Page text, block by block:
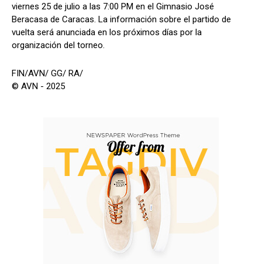
viernes 25 de julio a las 7:00 PM en el Gimnasio José
Beracasa de Caracas. La información sobre el partido de
vuelta será anunciada en los próximos días por la
organización del torneo.
FIN/AVN/ GG/ RA/
© AVN - 2025